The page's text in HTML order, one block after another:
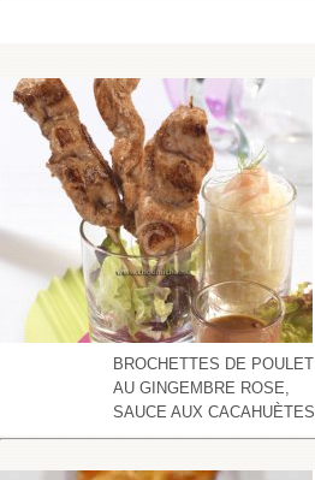
BROCHETTES DE POULET
AU GINGEMBRE ROSE,
SAUCE AUX CACAHUÈTES